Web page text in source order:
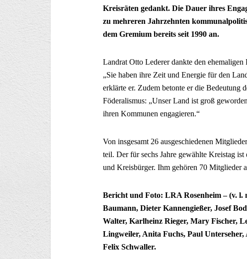
Kreisräten gedankt. Die Dauer ihres
zu mehreren Jahrzehnten
dem Gremium bereits seit 1990 an.
Landrat Otto Lederer dankte den
„Sie haben ihre Zeit und Energie für den
erklärte er. Zudem betonte er die Bedeutung
Föderalismus: „Unser Land ist groß
ihren Kommunen engagieren.“
Von insgesamt 26 ausgeschiedenen
teil. Der für sechs Jahre gewählte Kreistag
und Kreisbürger. Ihm gehören 70 Mitglieder
Bericht und Foto: LRA Rosenheim – (v.
Baumann, Dieter Kannengießer, Josef
Walter, Karlheinz Rieger, Mary Fischer,
Lingweiler, Anita Fuchs, Paul
Felix Schwaller.